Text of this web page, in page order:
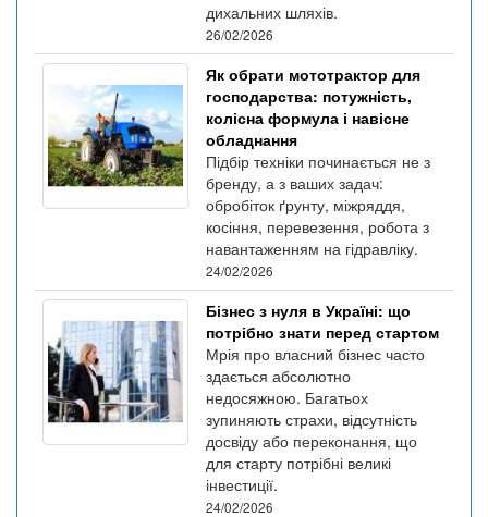
дихальних шляхів.
26/02/2026
Як обрати мототрактор для
господарства: потужність,
колісна формула і навісне
обладнання
Підбір техніки починається не з
бренду, а з ваших задач:
обробіток ґрунту, міжряддя,
косіння, перевезення, робота з
навантаженням на гідравліку.
24/02/2026
Бізнес з нуля в Україні: що
потрібно знати перед стартом
Мрія про власний бізнес часто
здається абсолютно
недосяжною. Багатьох
зупиняють страхи, відсутність
досвіду або переконання, що
для старту потрібні великі
інвестиції.
24/02/2026